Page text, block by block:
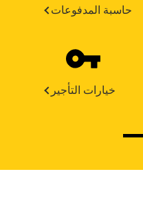
حاسبة المدفوعات
خيارات التأجير